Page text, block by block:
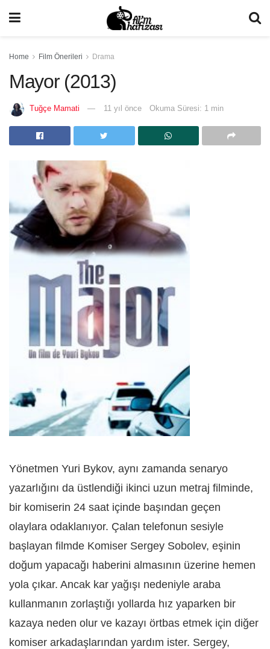
Home Film Önerileri Drama
Mayor (2013)
Tuğçe Mamati 11 yıl önce Okuma Süresi: 1 min
Yönetmen Yuri Bykov, aynı zamanda senaryo
yazarlığını da üstlendiği ikinci uzun metraj filminde,
bir komiserin 24 saat içinde başından geçen
olaylara odaklanıyor. Çalan telefonun sesiyle
başlayan filmde Komiser Sergey Sobolev, eşinin
doğum yapacağı haberini almasının üzerine hemen
yola çıkar. Ancak kar yağışı nedeniyle araba
kullanmanın zorlaştığı yollarda hız yaparken bir
kazaya neden olur ve kazayı örtbas etmek için diğer
komiser arkadaşlarından yardım ister. Sergey,